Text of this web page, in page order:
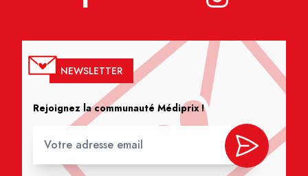
NEWSLETTER
Rejoignez la communauté Médiprix !